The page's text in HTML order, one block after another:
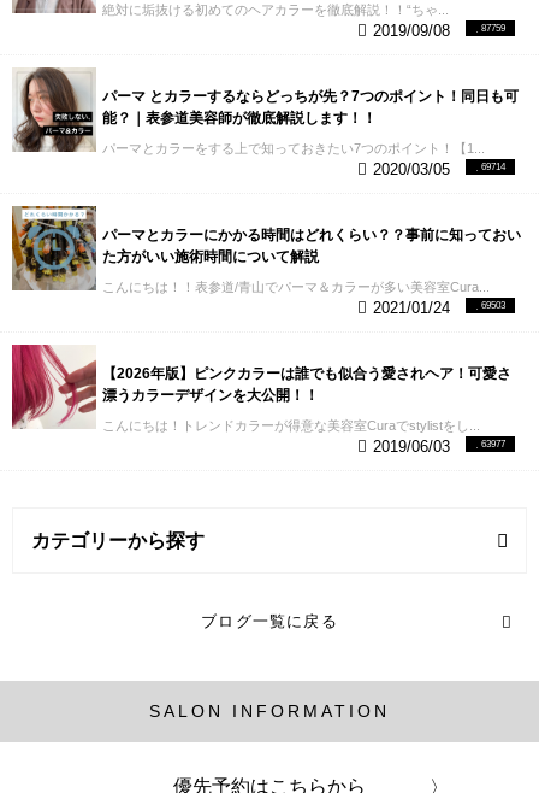
絶対に垢抜ける初めてのヘアカラーを徹底解説！！“ちゃ...
87759
2019/09/08
パーマ とカラーするならどっちが先？7つのポイント！同日も可
能？｜表参道美容師が徹底解説します！！
パーマとカラーをする上で知っておきたい7つのポイント！【1...
69714
2020/03/05
パーマとカラーにかかる時間はどれくらい？？事前に知っておい
た方がいい施術時間について解説
こんにちは！！表参道/青山でパーマ＆カラーが多い美容室Cura...
69503
2021/01/24
【2026年版】ピンクカラーは誰でも似合う愛されヘア！可愛さ
漂うカラーデザインを大公開！！
こんにちは！トレンドカラーが得意な美容室Curaでstylistをし...
63977
2019/06/03
カテゴリーから探す
ブログ一覧に戻る
SALON INFORMATION
優先予約はこちらから